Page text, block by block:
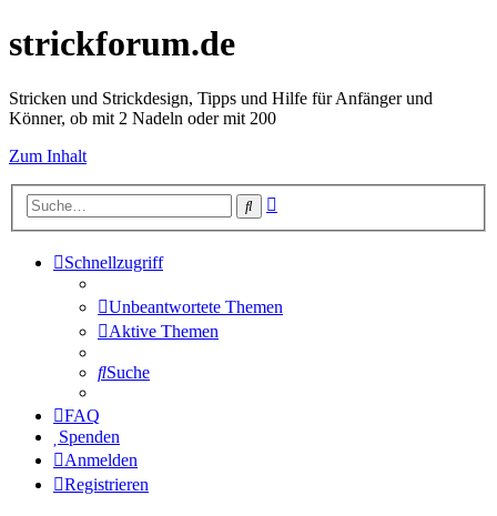
strickforum.de
Stricken und Strickdesign, Tipps und Hilfe für Anfänger und
Könner, ob mit 2 Nadeln oder mit 200
Zum Inhalt
Suche
Schnellzugriff
Unbeantwortete Themen
Aktive Themen
Suche
FAQ
Spenden
Anmelden
Registrieren